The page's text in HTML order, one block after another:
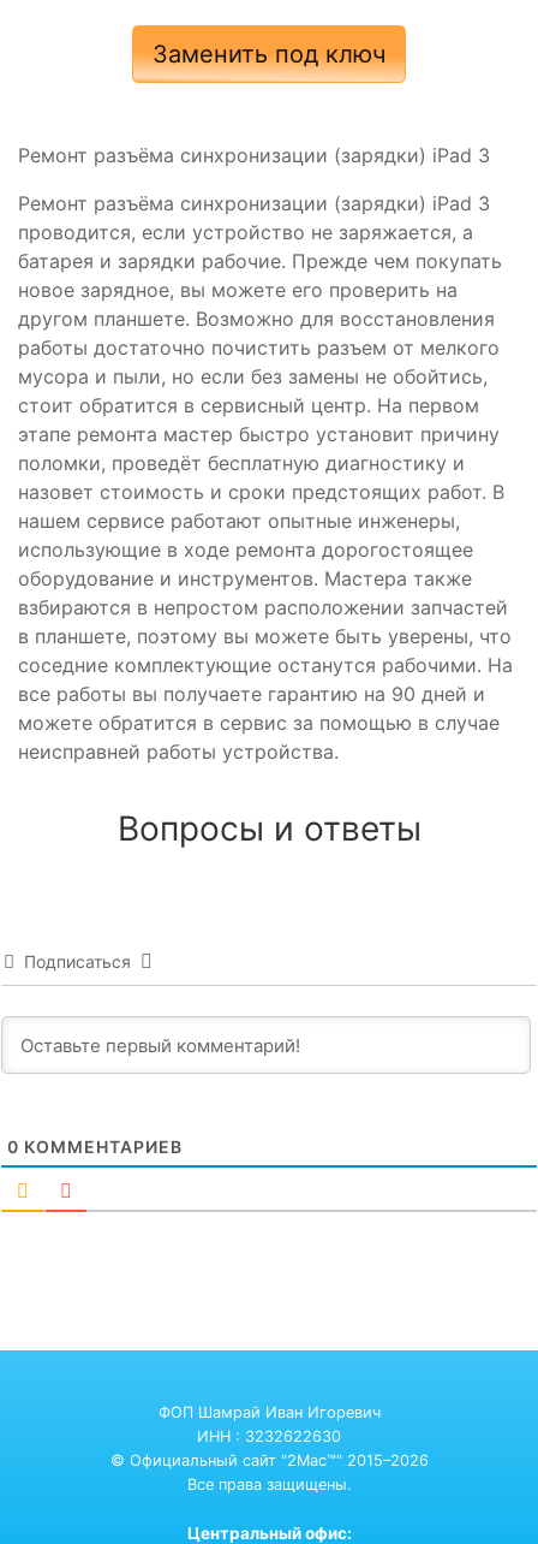
Заменить под ключ
Ремонт разъёма синхронизации (зарядки) iPad 3
Ремонт разъёма синхронизации (зарядки) iPad 3
проводится, если устройство не заряжается, а
батарея и зарядки рабочие. Прежде чем покупать
новое зарядное, вы можете его проверить на
другом планшете. Возможно для восстановления
работы достаточно почистить разъем от мелкого
мусора и пыли, но если без замены не обойтись,
стоит обратится в сервисный центр. На первом
этапе ремонта мастер быстро установит причину
поломки, проведёт бесплатную диагностику и
назовет стоимость и сроки предстоящих работ. В
нашем сервисе работают опытные инженеры,
использующие в ходе ремонта дорогостоящее
оборудование и инструментов. Мастера также
взбираются в непростом расположении запчастей
в планшете, поэтому вы можете быть уверены, что
соседние комплектующие останутся рабочими. На
все работы вы получаете гарантию на 90 дней и
можете обратится в сервис за помощью в случае
неисправней работы устройства.
Вопросы и ответы
Подписаться
0 КОММЕНТАРИЕВ
ФОП Шамрай Иван Игоревич
ИНН : 3232622630
© Официальный сайт "2Mac™" 2015–2026
Все права защищены.
Центральный офис: